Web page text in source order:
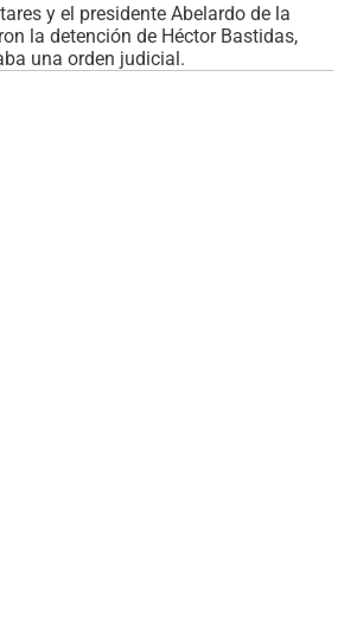
y el presidente Abelardo de la
la detención de Héctor Bastidas,
una orden judicial.